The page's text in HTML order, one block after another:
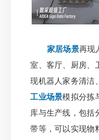
家居场景再现
室、客厅、厨房、
现机器人家务清洁
工业场景模拟分拣
库与生产线，包括
带等，可以实现物